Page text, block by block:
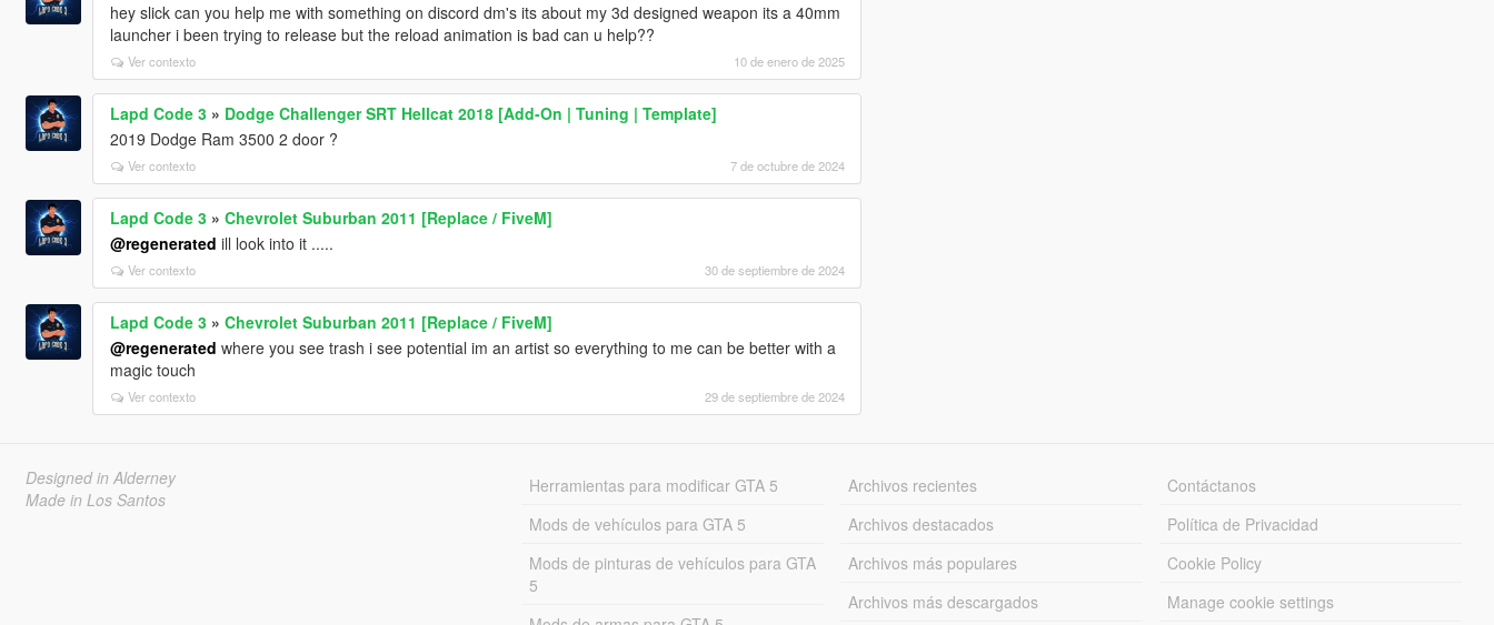
hey slick can you help me with something on discord dm's its about my 3d designed weapon its a 40mm
launcher i been trying to release but the reload animation is bad can u help??
Ver contexto 10 de enero de 2025
Lapd Code 3» Dodge Challenger SRT Hellcat 2018 [Add-On | Tuning | Template]
2019 Dodge Ram 3500 2 door ?
Ver contexto 7 de octubre de 2024
Lapd Code 3» Chevrolet Suburban 2011 [Replace / FiveM]
@regenerated ill look into it .....
Ver contexto 30 de septiembre de 2024
Lapd Code 3» Chevrolet Suburban 2011 [Replace / FiveM]
@regenerated where you see trash i see potential im an artist so everything to me can be better with a
magic touch
Ver contexto 29 de septiembre de 2024
Designed in Alderney
Made in Los Santos
Herramientas para modificar GTA 5
Mods de vehículos para GTA 5
Mods de pinturas de vehículos para GTA
5
Archivos recientes
Archivos destacados
Archivos más populares
Archivos más descargados
Contáctanos
Política de Privacidad
Cookie Policy
Manage cookie settings